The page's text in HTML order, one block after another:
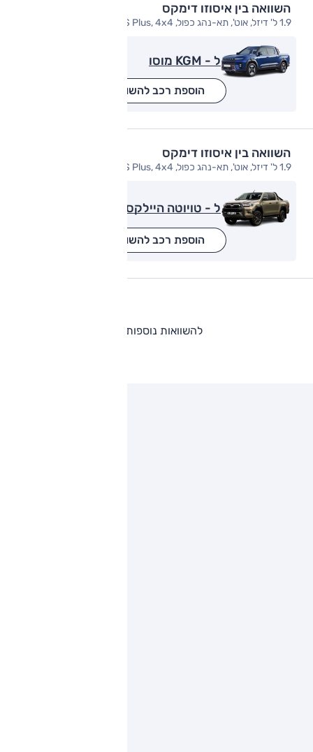
השוואה בין איסוזו דימקס
1.9 ל' דיזל, אוט', תא-נהג כפול, S Plus, 4x4
ל - KGM מוסו
הוספת רכב להשוואה
השוואה בין איסוזו דימקס
1.9 ל' דיזל, אוט', תא-נהג כפול, S Plus, 4x4
ל - טויוטה היילקס
הוספת רכב להשוואה
להשוואות נוספות